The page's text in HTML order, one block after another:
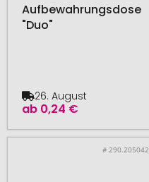
Aufbewahrungsdose
"Duo"
ab 0,24 €
26. August
# 290.205042